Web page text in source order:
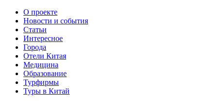
О проекте
Новости и события
Статьи
Интересное
Города
Отели Китая
Медицина
Образование
Турфирмы
Туры в Китай